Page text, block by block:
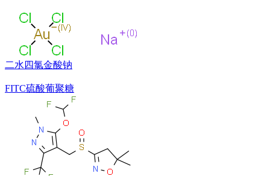
二水四氯金酸钠
FITC硫酸葡聚糖